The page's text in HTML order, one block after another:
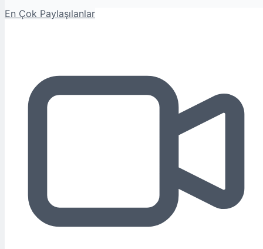
En Çok Paylaşılanlar